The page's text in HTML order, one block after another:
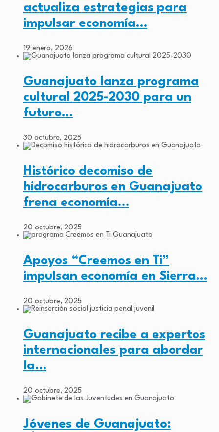
actualiza estrategias para
impulsar economía…
19 enero, 2026
Guanajuato lanza programa
cultural 2025-2030 para un
futuro…
30 octubre, 2025
Histórico decomiso de
hidrocarburos en Guanajuato
frena economía…
20 octubre, 2025
Apoyos “Creemos en Ti”
impulsan economía en Sierra…
20 octubre, 2025
Guanajuato recibe a expertos
internacionales para abordar
la…
20 octubre, 2025
Jóvenes de Guanajuato: